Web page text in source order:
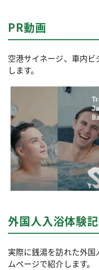
PR動画
空港サイネージ、車内
します。
外国人入浴体験
実際に銭湯を訪れた外
ムページで紹介します。